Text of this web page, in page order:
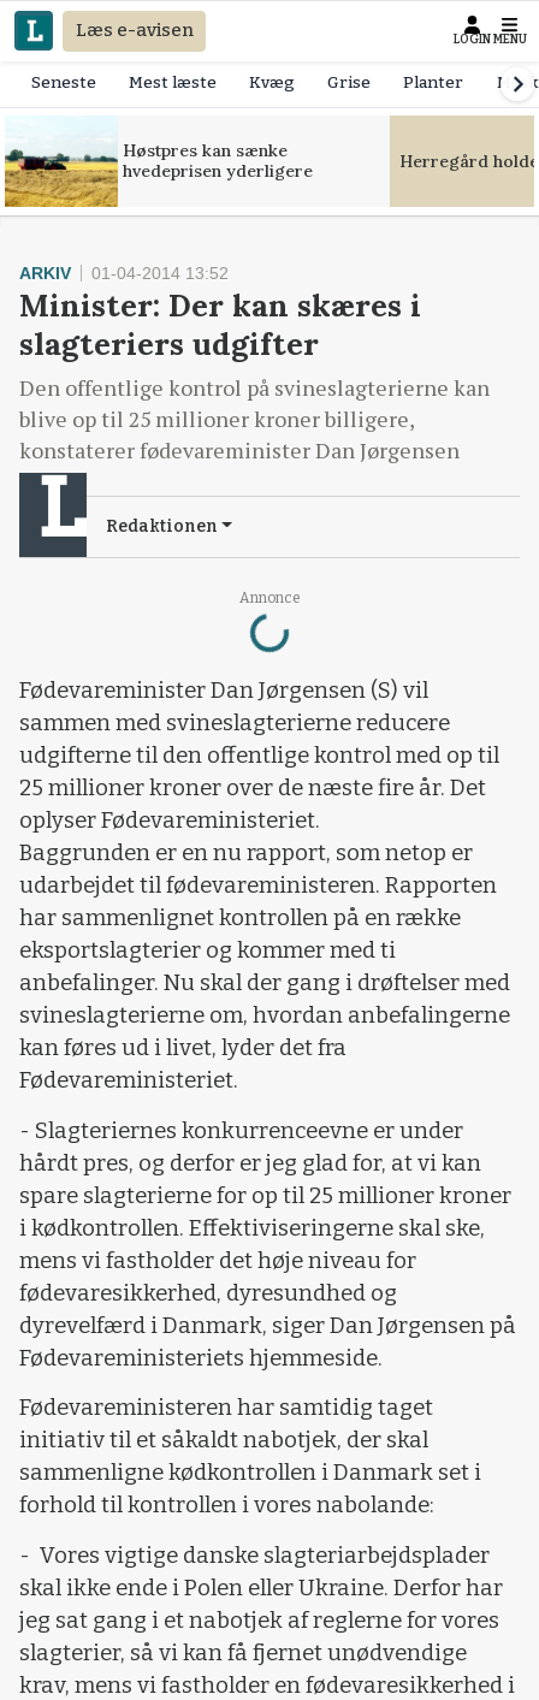
Læs e-avisen LOGIN MENU
Seneste Mest læste Kvæg Grise Planter
Høstpres kan sænke
hvedeprisen yderligere
Herregård
Annonce
Loading...
ARKIV 01-04-2014 13:52
Minister: Der kan skæres i
slagteriers udgifter
Den offentlige kontrol på svineslagterierne kan
blive op til 25 millioner kroner billigere,
konstaterer fødevareminister Dan Jørgensen
Redaktionen
Fødevareminister Dan Jørgensen (S) vil
sammen med svineslagterierne reducere
udgifterne til den offentlige kontrol med op til
25 millioner kroner over de næste fire år. Det
oplyser Fødevareministeriet.
Baggrunden er en nu rapport, som netop er
udarbejdet til fødevareministeren. Rapporten
har sammenlignet kontrollen på en række
eksportslagterier og kommer med ti
anbefalinger. Nu skal der gang i drøftelser med
svineslagterierne om, hvordan anbefalingerne
kan føres ud i livet, lyder det fra
Fødevareministeriet.
- Slagteriernes konkurrenceevne er under
hårdt pres, og derfor er jeg glad for, at vi kan
spare slagterierne for op til 25 millioner kroner
i kødkontrollen. Effektiviseringerne skal ske,
mens vi fastholder det høje niveau for
fødevaresikkerhed, dyresundhed og
dyrevelfærd i Danmark, siger Dan Jørgensen på
Fødevareministeriets hjemmeside.
Fødevareministeren har samtidig taget
initiativ til et såkaldt nabotjek, der skal
sammenligne kødkontrollen i Danmark set i
forhold til kontrollen i vores nabolande:
- Vores vigtige danske slagteriarbejdsplader
skal ikke ende i Polen eller Ukraine. Derfor har
jeg sat gang i et nabotjek af reglerne for vores
slagterier, så vi kan få fjernet unødvendige
krav, mens vi fastholder en fødevaresikkerhed i